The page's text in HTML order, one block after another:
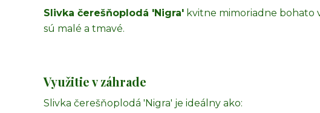
Slivka čerešňoplodá 'Nigra' kvitne mimoriadne bohato
sú malé a tmavé.
Využitie v záhrade
Slivka čerešňoplodá 'Nigra' je ideálny ako: